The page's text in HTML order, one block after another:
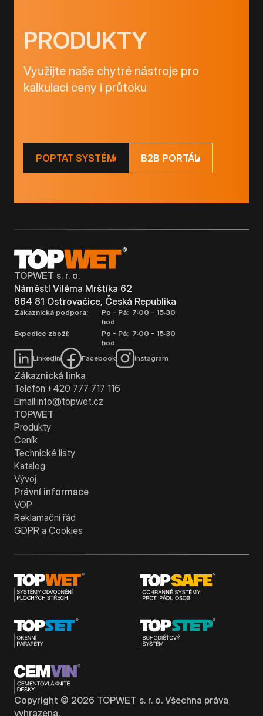
PRODUKTY
Využijte naše chytré nástroje pro
kalkulaci ceny i průtoku
B2B PORTÁL
POPTAT SYSTÉM
TOPWET s. r. o.
Náměstí Viléma Mrštíka 62
664 81 Ostrovačice, Česká Republika
Zákaznická podpora:
Po - Pá: 7:00 - 15:30
hod
Expedice zboží:
Po - Pá: 7:00 - 15:30
hod
LinkedIn
Facebook Instagram
Zákaznická linka
Telefon:+420 777 717 116
Email:info@topwet.cz
TOPWET
Produkty
Ceník
Technické listy
Katalog
Vývoj
Právní informace
VOP
Reklamační řád
GDPR a Cookies
Copyright © 2026 TOPWET s. r. o. Všechna práva
vyhrazena.